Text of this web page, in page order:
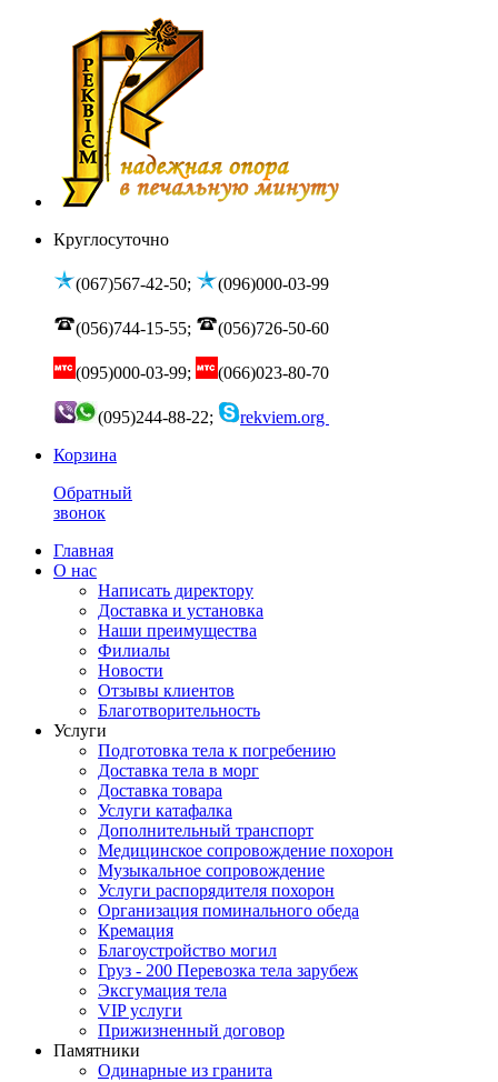
Круглосуточно
(067)567-42-50; (096)000-03-99
(056)744-15-55; (056)726-50-60
(095)000-03-99; (066)023-80-70
(095)244-88-22;
rekviem.org
Корзина
Обратный
звонок
Главная
О нас
Написать директору
Доставка и установка
Наши преимущества
Филиалы
Новости
Отзывы клиентов
Благотворительность
Услуги
Подготовка тела к погребению
Доставка тела в морг
Доставка товара
Услуги катафалка
Дополнительный транспорт
Медицинское сопровождение похорон
Музыкальное сопровождение
Услуги распорядителя похорон
Организация поминального обеда
Кремация
Благоустройство могил
Груз - 200 Перевозка тела зарубеж
Эксгумация тела
VIP услуги
Прижизненный договор
Памятники
Одинарные из гранита